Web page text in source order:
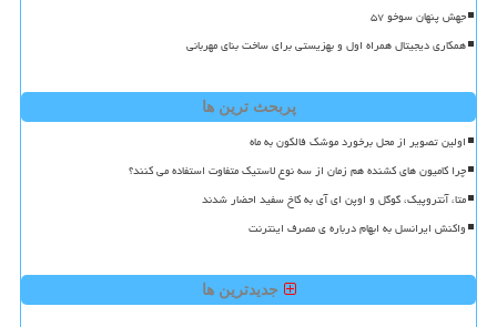
جهش پنهان سوخو ۵۷
همکاری دیجیتال همراه اول و بهزیستی برای ساخت بنای مهربانی
پربحث ترین ها
اولین تصویر از محل برخورد موشک فالکون به ماه
چرا کامیون های کشنده هم زمان از سه نوع لاستیک متفاوت استفاده می کنند؟
متا، آنتروپیک، گوگل و اوپن ای آی به کاخ سفید احضار شدند
واکنش ایرانسل به ابهام درباره ی مصرف اینترنت
جدیدترین ها